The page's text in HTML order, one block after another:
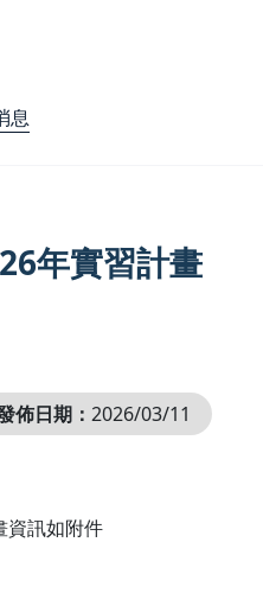
息
年實習計畫
佈日期： 2026/03/11
資訊如附件